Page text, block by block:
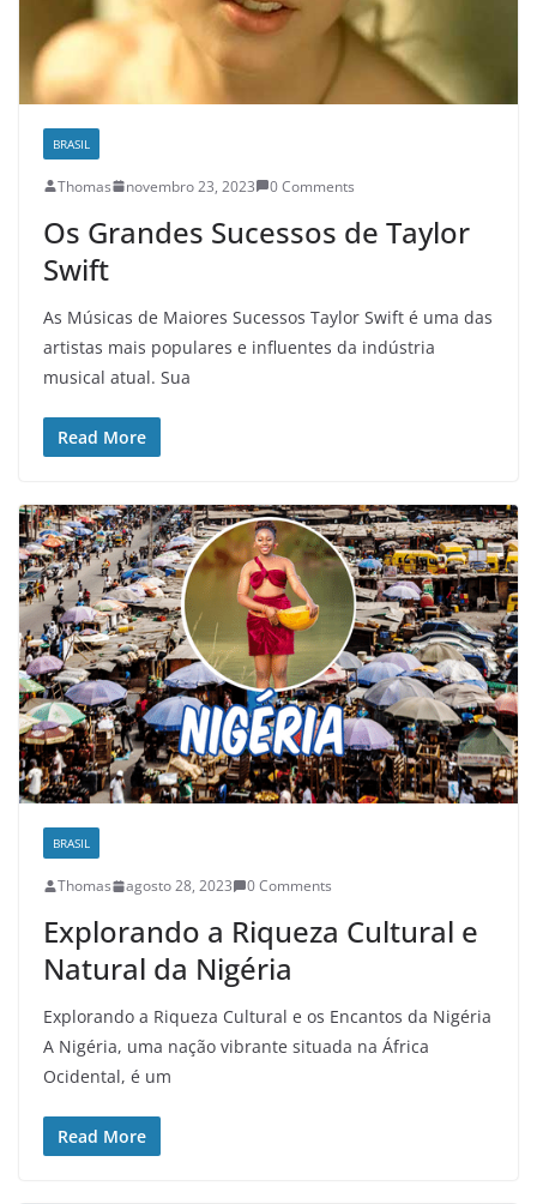
BRASIL
Thomas novembro 23, 2023 0 Comments
Os Grandes Sucessos de Taylor
Swift
As Músicas de Maiores Sucessos Taylor Swift é uma das
artistas mais populares e influentes da indústria
musical atual. Sua
Read More
BRASIL
Thomas agosto 28, 2023 0 Comments
Explorando a Riqueza Cultural e
Natural da Nigéria
Explorando a Riqueza Cultural e os Encantos da Nigéria
A Nigéria, uma nação vibrante situada na África
Ocidental, é um
Read More